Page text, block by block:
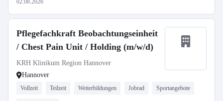
02.08.2026
Pflegefachkraft Beobachtungseinheit
/ Chest Pain Unit / Holding (m/w/d)
KRH Klinikum Region Hannover
Hannover
Vollzeit Teilzeit Weiterbildungen Jobrad Sportangebote